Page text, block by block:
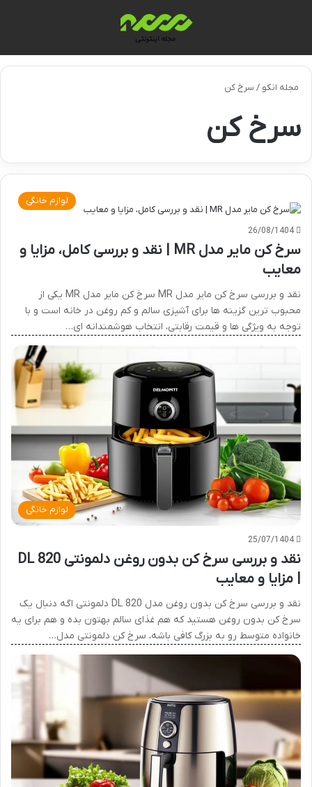
مجله انکو / سرخ کن
سرخ کن
لوازم خانگی
26/08/1404
سرخ کن مایر مدل MR | نقد و بررسی کامل، مزایا و
معایب
نقد و بررسی سرخ کن مایر مدل MR سرخ کن مایر مدل MR یکی از
محبوب ترین گزینه ها برای آشپزی سالم و کم روغن در خانه است و با
توجه به ویژگی ها و قیمت رقابتی، انتخاب هوشمندانه ای…
لوازم خانگی
25/07/1404
نقد و بررسی سرخ کن بدون روغن دلمونتی DL 820
| مزایا و معایب
نقد و بررسی سرخ کن بدون روغن مدل DL 820 دلمونتی اگه دنبال یک
سرخ کن بدون روغن هستید که هم غذای سالم بهتون بده و هم برای یه
خانواده متوسط رو به بزرگ کافی باشه، سرخ کن دلمونتی مدل…